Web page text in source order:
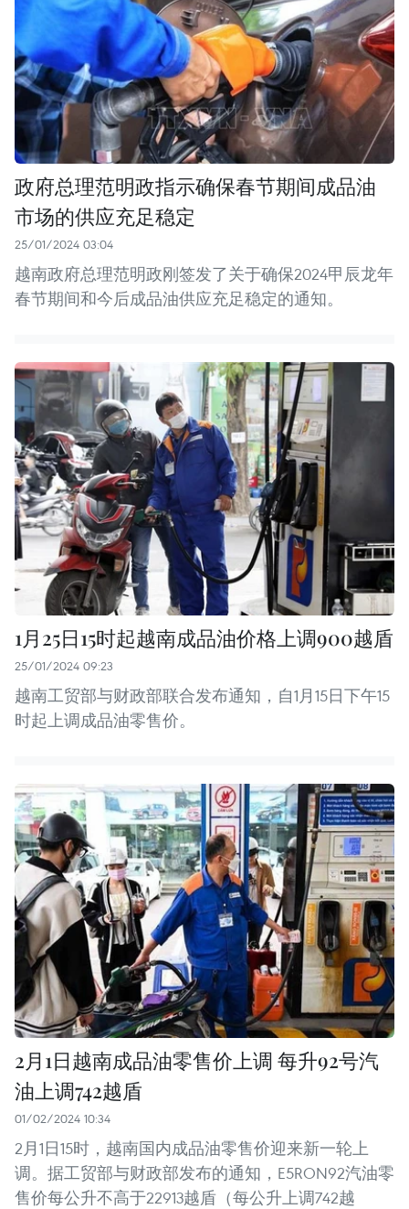
政府总理范明政指示确保春节期间成品油
市场的供应充足稳定
25/01/2024 03:04
越南政府总理范明政刚签发了关于确保2024甲辰龙年
春节期间和今后成品油供应充足稳定的通知。
1月25日15时起越南成品油价格上调900越盾
25/01/2024 09:23
越南工贸部与财政部联合发布通知，自1月15日下午15
时起上调成品油零售价。
2月1日越南成品油零售价上调 每升92号汽
油上调742越盾
01/02/2024 10:34
2月1日15时，越南国内成品油零售价迎来新一轮上
调。据工贸部与财政部发布的通知，E5RON92汽油零
售价每公升不高于22913越盾（每公升上调742越